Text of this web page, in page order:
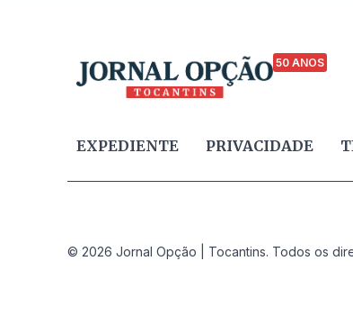
50 ANOS
EXPEDIENTE PRIVACIDADE
© 2026 Jornal Opção | Tocantins. Todos os